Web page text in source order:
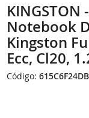
Notebook
Kingston
Ecc, Cl20,
Código:615C6F24DB